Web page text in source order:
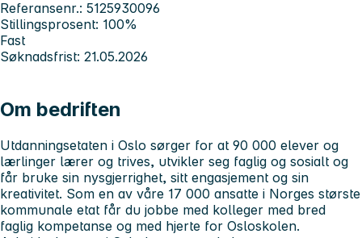
Referansenr.: 5125930096
Stillingsprosent: 100%
Fast
Søknadsfrist: 21.05.2026
Om bedriften
Utdanningsetaten i Oslo sørger for at 90 000 elever og
lærlinger lærer og trives, utvikler seg faglig og sosialt og
får bruke sin nysgjerrighet, sitt engasjement og sin
kreativitet. Som en av våre 17 000 ansatte i Norges største
kommunale etat får du jobbe med kolleger med bred
faglig kompetanse og med hjerte for Osloskolen.